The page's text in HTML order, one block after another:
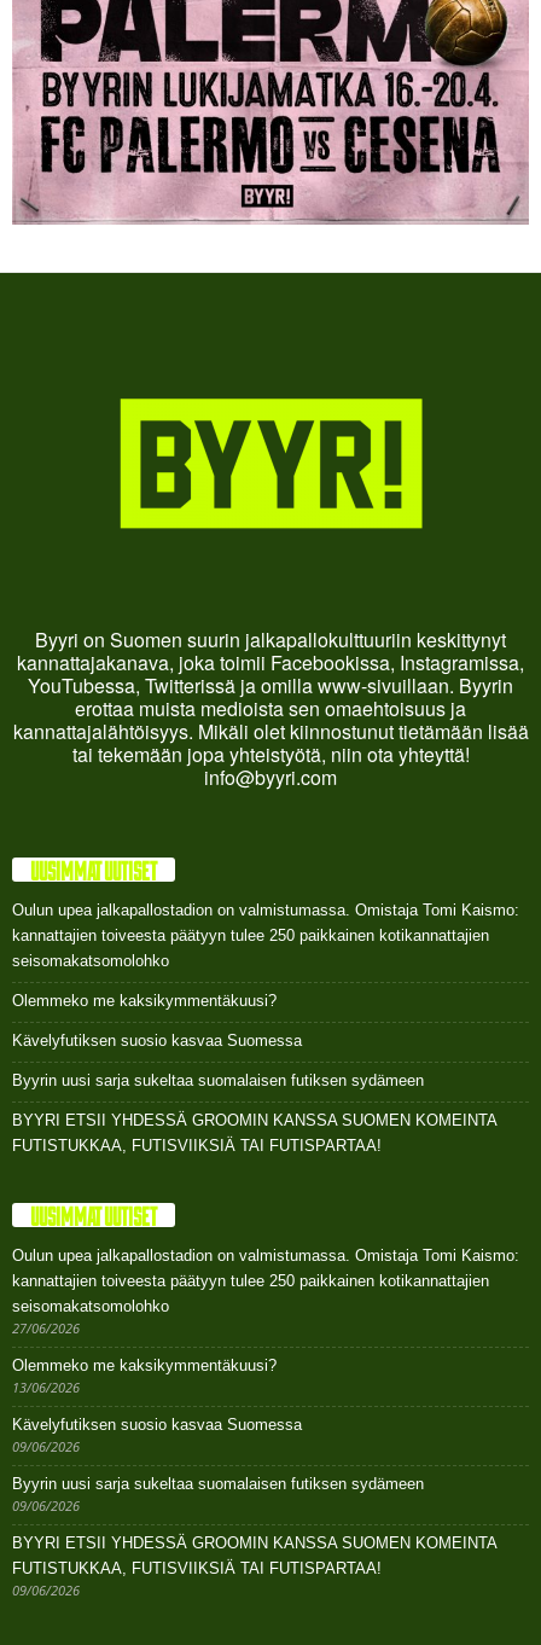
Byyri on Suomen suurin jalkapallokulttuuriin keskittynyt
kannattajakanava, joka toimii Facebookissa, Instagramissa,
YouTubessa, Twitterissä ja omilla www-sivuillaan. Byyrin
erottaa muista medioista sen omaehtoisuus ja
kannattajalähtöisyys. Mikäli olet kiinnostunut tietämään lisää
tai tekemään jopa yhteistyötä, niin ota yhteyttä!
info@byyri.com
UUSIMMAT UUTISET
Oulun upea jalkapallostadion on valmistumassa. Omistaja Tomi Kaismo:
kannattajien toiveesta päätyyn tulee 250 paikkainen kotikannattajien
seisomakatsomolohko
Olemmeko me kaksikymmentäkuusi?
Kävelyfutiksen suosio kasvaa Suomessa
Byyrin uusi sarja sukeltaa suomalaisen futiksen sydämeen
BYYRI ETSII YHDESSÄ GROOMIN KANSSA SUOMEN KOMEINTA
FUTISTUKKAA, FUTISVIIKSIÄ TAI FUTISPARTAA!
UUSIMMAT UUTISET
Oulun upea jalkapallostadion on valmistumassa. Omistaja Tomi Kaismo:
kannattajien toiveesta päätyyn tulee 250 paikkainen kotikannattajien
seisomakatsomolohko
27/06/2026
Olemmeko me kaksikymmentäkuusi?
13/06/2026
Kävelyfutiksen suosio kasvaa Suomessa
09/06/2026
Byyrin uusi sarja sukeltaa suomalaisen futiksen sydämeen
09/06/2026
BYYRI ETSII YHDESSÄ GROOMIN KANSSA SUOMEN KOMEINTA
FUTISTUKKAA, FUTISVIIKSIÄ TAI FUTISPARTAA!
09/06/2026